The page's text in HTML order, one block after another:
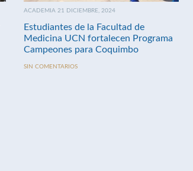
ACADEMIA 21 DICIEMBRE, 2024
Estudiantes de la Facultad de
Medicina UCN fortalecen Programa
Campeones para Coquimbo
SIN COMENTARIOS